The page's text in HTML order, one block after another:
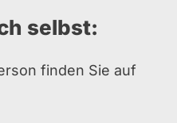
selbst:
finden Sie auf